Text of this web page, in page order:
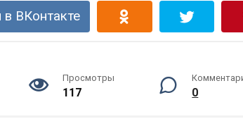
ВКонтакте
Просмотры
117 0